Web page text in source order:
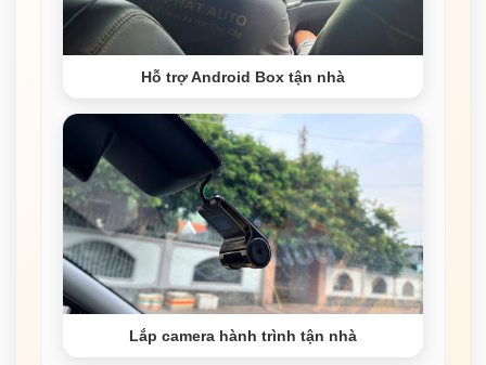
Hỗ trợ Android Box tận nhà
Lắp camera hành trình tận nhà